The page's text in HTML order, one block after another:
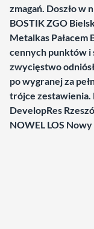
zmagań. Doszło w
BOSTIK ZGO
Metalkas Pałacem
cennych punktów i
zwycięstwo
po wygranej za
trójce zestawienia.
DevelopRes
NOWEL LOS